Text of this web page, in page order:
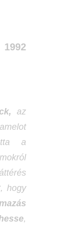
az
a
hogy
,